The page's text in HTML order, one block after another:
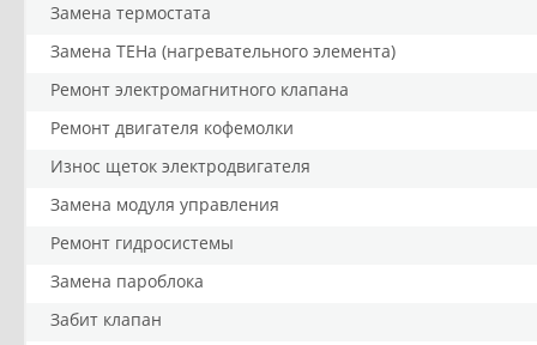
Замена термостата
Замена ТЕНа (нагревательного элемента)
Ремонт электромагнитного клапана
Ремонт двигателя кофемолки
Износ щеток электродвигателя
Замена модуля управления
Ремонт гидросистемы
Замена пароблока
Забит клапан